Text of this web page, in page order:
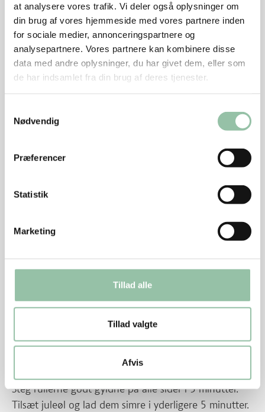
at analysere vores trafik. Vi deler også oplysninger om
din brug af vores hjemmeside med vores partnere inden
for sociale medier, annonceringspartnere og
analysepartnere. Vores partnere kan kombinere disse
data med andre oplysninger, du har givet dem, eller som
de har indsamlet fra din brug af deres tjenester.
Nødvendig
Præferencer
Statistik
Marketing
Tillad alle
Tillad valgte
Afvis
400 g groft rugbrød
Sådan gør du
Vinaigrette
Hak rødløg og hasselnødder fint. Kom sukker i en
æbleeddike i og skru ned for varmen. Lad det simre
til det er blevet til sirup, det tager 15-20 minutter.
Kom så tyttebær og salt i. Pisk herefter rapsolie i,
mens det stadigvæk simrer. Tilsæt de hakkede
Klip fryseposen op så den er ét stykke. Læg én
schnitzel ad gangen på et skærebræt, kom plastikken
ovenpå og bank kødet med noget tungt med
når man er færdig). Fordel skinken på kødet, læg
sveskerne i midten og rul sammen. Stik et par
kødnåle igennem, for at holde sammen på rullerne.
Steg rullerne godt gyldne på alle sider i 5 minutter.
Tilsæt juleøl og lad dem simre i yderligere 5 minutter.